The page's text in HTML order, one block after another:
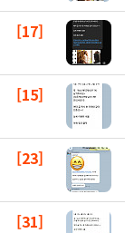
[17]
[15]
[23]
[31]